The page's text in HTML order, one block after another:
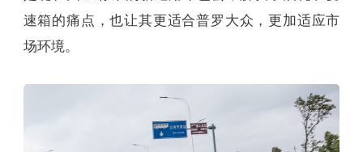
速箱的痛点，也让其更适合普罗大众，更加适应市
场环境。